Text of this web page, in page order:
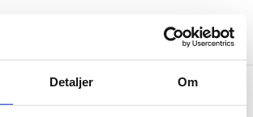
Detaljer Om